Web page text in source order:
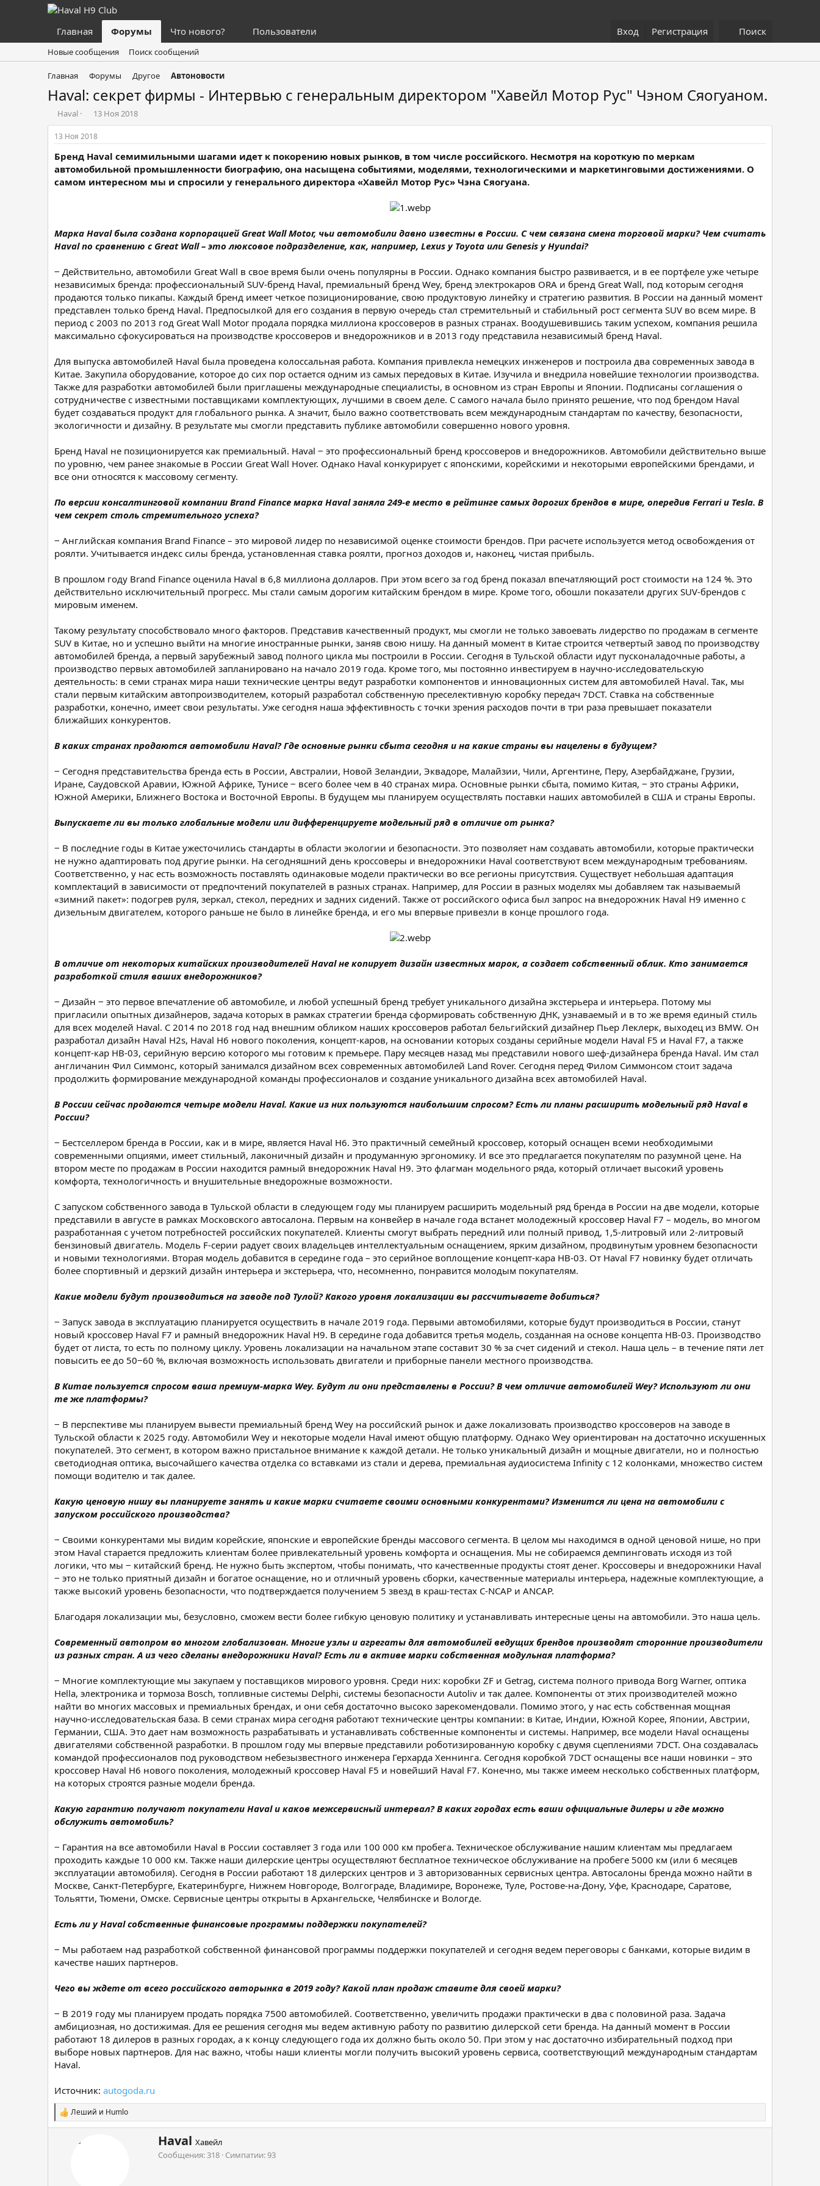
Главная Форумы Что нового? Пользователи Вход Регистрация Поиск
Новые сообщения Поиск сообщений
Главная Форумы Другое Автоновости
Haval: секрет фирмы - Интервью с генеральным директором "Хавейл Мотор Рус" Чэном Сяогуаном.
А
в
т
о
р
т
е
Haval
Д
а
т
а
н
а
ч
13 Ноя 2018
13 Ноя 2018
Бренд Haval семимильными шагами идет к покорению новых рынков, в том числе российского. Несмотря на короткую по меркам
автомобильной промышленности биографию, она насыщена событиями, моделями, технологическими и маркетинговыми достижениями. О
самом интересном мы и спросили у генерального директора «Хавейл Мотор Рус» Чэна Сяогуана.
Марка Haval была создана корпорацией Great Wall Motor, чьи автомобили давно известны в России. С чем связана смена торговой марки? Чем считать
Haval по сравнению с Great Wall – это люксовое подразделение, как, например, Lexus у Toyota или Genesis у Hyundai?
‒ Действительно, автомобили Great Wall в свое время были очень популярны в России. Однако компания быстро развивается, и в ее портфеле уже четыре
независимых бренда: профессиональный SUV-бренд Haval, премиальный бренд Wey, бренд электрокаров ORA и бренд Great Wall, под которым сегодня
продаются только пикапы. Каждый бренд имеет четкое позиционирование, свою продуктовую линейку и стратегию развития. В России на данный момент
представлен только бренд Haval. Предпосылкой для его создания в первую очередь стал стремительный и стабильный рост сегмента SUV во всем мире. В
период с 2003 по 2013 год Great Wall Motor продала порядка миллиона кроссоверов в разных странах. Воодушевившись таким успехом, компания решила
максимально сфокусироваться на производстве кроссоверов и внедорожников и в 2013 году представила независимый бренд Haval.
Для выпуска автомобилей Haval была проведена колоссальная работа. Компания привлекла немецких инженеров и построила два современных завода в
Китае. Закупила оборудование, которое до сих пор остается одним из самых передовых в Китае. Изучила и внедрила новейшие технологии производства.
Также для разработки автомобилей были приглашены международные специалисты, в основном из стран Европы и Японии. Подписаны соглашения о
сотрудничестве с известными поставщиками комплектующих, лучшими в своем деле. С самого начала было принято решение, что под брендом Haval
будет создаваться продукт для глобального рынка. А значит, было важно соответствовать всем международным стандартам по качеству, безопасности,
экологичности и дизайну. В результате мы смогли представить публике автомобили совершенно нового уровня.
Бренд Haval не позиционируется как премиальный. Haval ‒ это профессиональный бренд кроссоверов и внедорожников. Автомобили действительно выше
по уровню, чем ранее знакомые в России Great Wall Hover. Однако Haval конкурирует с японскими, корейскими и некоторыми европейскими брендами, и
все они относятся к массовому сегменту.
По версии консалтинговой компании Brand Finance марка Haval заняла 249-е место в рейтинге самых дорогих брендов в мире, опередив Ferrari и Tesla. В
чем секрет столь стремительного успеха?
‒ Английская компания Brand Finance – это мировой лидер по независимой оценке стоимости брендов. При расчете используется метод освобождения от
роялти. Учитывается индекс силы бренда, установленная ставка роялти, прогноз доходов и, наконец, чистая прибыль.
В прошлом году Brand Finance оценила Haval в 6,8 миллиона долларов. При этом всего за год бренд показал впечатляющий рост стоимости на 124 %. Это
действительно исключительный прогресс. Мы стали самым дорогим китайским брендом в мире. Кроме того, обошли показатели других SUV-брендов с
мировым именем.
Такому результату способствовало много факторов. Представив качественный продукт, мы смогли не только завоевать лидерство по продажам в сегменте
SUV в Китае, но и успешно выйти на многие иностранные рынки, заняв свою нишу. На данный момент в Китае строится четвертый завод по производству
автомобилей бренда, а первый зарубежный завод полного цикла мы построили в России. Сегодня в Тульской области идут пусконаладочные работы, а
производство первых автомобилей запланировано на начало 2019 года. Кроме того, мы постоянно инвестируем в научно-исследовательскую
деятельность: в семи странах мира наши технические центры ведут разработки компонентов и инновационных систем для автомобилей Haval. Так, мы
стали первым китайским автопроизводителем, который разработал собственную преселективную коробку передач 7DCT. Ставка на собственные
разработки, конечно, имеет свои результаты. Уже сегодня наша эффективность с точки зрения расходов почти в три раза превышает показатели
ближайших конкурентов.
В каких странах продаются автомобили Haval? Где основные рынки сбыта сегодня и на какие страны вы нацелены в будущем?
‒ Сегодня представительства бренда есть в России, Австралии, Новой Зеландии, Эквадоре, Малайзии, Чили, Аргентине, Перу, Азербайджане, Грузии,
Иране, Саудовской Аравии, Южной Африке, Тунисе ‒ всего более чем в 40 странах мира. Основные рынки сбыта, помимо Китая, ‒ это страны Африки,
Южной Америки, Ближнего Востока и Восточной Европы. В будущем мы планируем осуществлять поставки наших автомобилей в США и страны Европы.
Выпускаете ли вы только глобальные модели или дифференцируете модельный ряд в отличие от рынка?
‒ В последние годы в Китае ужесточились стандарты в области экологии и безопасности. Это позволяет нам создавать автомобили, которые практически
не нужно адаптировать под другие рынки. На сегодняшний день кроссоверы и внедорожники Haval соответствуют всем международным требованиям.
Соответственно, у нас есть возможность поставлять одинаковые модели практически во все регионы присутствия. Существует небольшая адаптация
комплектаций в зависимости от предпочтений покупателей в разных странах. Например, для России в разных моделях мы добавляем так называемый
«зимний пакет»: подогрев руля, зеркал, стекол, передних и задних сидений. Также от российского офиса был запрос на внедорожник Haval Н9 именно с
дизельным двигателем, которого раньше не было в линейке бренда, и его мы впервые привезли в конце прошлого года.
В отличие от некоторых китайских производителей Haval не копирует дизайн известных марок, а создает собственный облик. Кто занимается
разработкой стиля ваших внедорожников?
‒ Дизайн ‒ это первое впечатление об автомобиле, и любой успешный бренд требует уникального дизайна экcтерьера и интерьера. Потому мы
пригласили опытных дизайнеров, задача которых в рамках стратегии бренда сформировать собственную ДНК, узнаваемый и в то же время единый стиль
для всех моделей Haval. С 2014 по 2018 год над внешним обликом наших кроссоверов работал бельгийский дизайнер Пьер Леклерк, выходец из BMW. Он
разработал дизайн Haval H2s, Haval H6 нового поколения, концепт-каров, на основании которых созданы серийные модели Haval F5 и Haval F7, а также
концепт-кар HB-03, серийную версию которого мы готовим к премьере. Пару месяцев назад мы представили нового шеф-дизайнера бренда Haval. Им стал
англичанин Фил Симмонс, который занимался дизайном всех современных автомобилей Land Rover. Сегодня перед Филом Симмонсом стоит задача
продолжить формирование международной команды профессионалов и создание уникального дизайна всех автомобилей Haval.
В России сейчас продаются четыре модели Haval. Какие из них пользуются наибольшим спросом? Есть ли планы расширить модельный ряд Haval в
России?
‒ Бестселлером бренда в России, как и в мире, является Haval H6. Это практичный семейный кроссовер, который оснащен всеми необходимыми
современными опциями, имеет стильный, лаконичный дизайн и продуманную эргономику. И все это предлагается покупателям по разумной цене. На
втором месте по продажам в России находится рамный внедорожник Haval H9. Это флагман модельного ряда, который отличает высокий уровень
комфорта, технологичность и внушительные внедорожные возможности.
С запуском собственного завода в Тульской области в следующем году мы планируем расширить модельный ряд бренда в России на две модели, которые
представили в августе в рамках Московского автосалона. Первым на конвейер в начале года встанет молодежный кроссовер Haval F7 – модель, во многом
разработанная с учетом потребностей российских покупателей. Клиенты смогут выбрать передний или полный привод, 1,5-литровый или 2-литровый
бензиновый двигатель. Модель F-серии радует своих владельцев интеллектуальным оснащением, ярким дизайном, продвинутым уровнем безопасности
и новыми технологиями. Вторая модель добавится в середине года – это серийное воплощение концепт-кара HB-03. От Haval F7 новинку будет отличать
более спортивный и дерзкий дизайн интерьера и экстерьера, что, несомненно, понравится молодым покупателям.
Какие модели будут производиться на заводе под Тулой? Какого уровня локализации вы рассчитываете добиться?
‒ Запуск завода в эксплуатацию планируется осуществить в начале 2019 года. Первыми автомобилями, которые будут производиться в России, станут
новый кроссовер Haval F7 и рамный внедорожник Haval H9. В середине года добавится третья модель, созданная на основе концепта HB-03. Производство
будет от листа, то есть по полному циклу. Уровень локализации на начальном этапе составит 30 % за счет сидений и стекол. Наша цель – в течение пяти лет
повысить ее до 50‒60 %, включая возможность использовать двигатели и приборные панели местного производства.
В Китае пользуется спросом ваша премиум-марка Wey. Будут ли они представлены в России? В чем отличие автомобилей Wey? Используют ли они
те же платформы?
‒ В перспективе мы планируем вывести премиальный бренд Wey на российский рынок и даже локализовать производство кроссоверов на заводе в
Тульской области к 2025 году. Автомобили Wey и некоторые модели Haval имеют общую платформу. Однако Wey ориентирован на достаточно искушенных
покупателей. Это сегмент, в котором важно пристальное внимание к каждой детали. Не только уникальный дизайн и мощные двигатели, но и полностью
светодиодная оптика, высочайшего качества отделка со вставками из стали и дерева, премиальная аудиосистема Infinity с 12 колонками, множество систем
помощи водителю и так далее.
Какую ценовую нишу вы планируете занять и какие марки считаете своими основными конкурентами? Изменится ли цена на автомобили с
запуском российского производства?
‒ Своими конкурентами мы видим корейские, японские и европейские бренды массового сегмента. В целом мы находимся в одной ценовой нише, но при
этом Haval старается предложить клиентам более привлекательный уровень комфорта и оснащения. Мы не собираемся демпинговать исходя из той
логики, что мы ‒ китайский бренд. Не нужно быть экспертом, чтобы понимать, что качественные продукты стоят денег. Кроссоверы и внедорожники Haval
‒ это не только приятный дизайн и богатое оснащение, но и отличный уровень сборки, качественные материалы интерьера, надежные комплектующие, а
также высокий уровень безопасности, что подтверждается получением 5 звезд в краш-тестах C-NCAP и ANCAP.
Благодаря локализации мы, безусловно, сможем вести более гибкую ценовую политику и устанавливать интересные цены на автомобили. Это наша цель.
Современный автопром во многом глобализован. Многие узлы и агрегаты для автомобилей ведущих брендов производят сторонние производители
из разных стран. А из чего сделаны внедорожники Haval? Есть ли в активе марки собственная модульная платформа?
‒ Многие комплектующие мы закупаем у поставщиков мирового уровня. Среди них: коробки ZF и Getrag, система полного привода Borg Warner, оптика
Hella, электроника и тормоза Bosch, топливные системы Delphi, системы безопасности Autoliv и так далее. Компоненты от этих производителей можно
найти во многих массовых и премиальных брендах, и они себя достаточно высоко зарекомендовали. Помимо этого, у нас есть собственная мощная
научно-исследовательская база. В семи странах мира сегодня работают технические центры компании: в Китае, Индии, Южной Корее, Японии, Австрии,
Германии, США. Это дает нам возможность разрабатывать и устанавливать собственные компоненты и системы. Например, все модели Haval оснащены
двигателями собственной разработки. В прошлом году мы впервые представили роботизированную коробку с двумя сцеплениями 7DCT. Она создавалась
командой профессионалов под руководством небезызвестного инженера Герхарда Хеннинга. Сегодня коробкой 7DCT оснащены все наши новинки – это
кроссовер Haval Н6 нового поколения, молодежный кроссовер Haval F5 и новейший Haval F7. Конечно, мы также имеем несколько собственных платформ,
на которых строятся разные модели бренда.
Какую гарантию получают покупатели Haval и каков межсервисный интервал? В каких городах есть ваши официальные дилеры и где можно
обслужить автомобиль?
‒ Гарантия на все автомобили Haval в России составляет 3 года или 100 000 км пробега. Техническое обслуживание нашим клиентам мы предлагаем
проходить каждые 10 000 км. Также наши дилерские центры осуществляют бесплатное техническое обслуживание на пробеге 5000 км (или 6 месяцев
эксплуатации автомобиля). Сегодня в России работают 18 дилерских центров и 3 авторизованных сервисных центра. Автосалоны бренда можно найти в
Москве, Санкт-Петербурге, Екатеринбурге, Нижнем Новгороде, Волгограде, Владимире, Воронеже, Туле, Ростове-на-Дону, Уфе, Краснодаре, Саратове,
Тольятти, Тюмени, Омске. Сервисные центры открыты в Архангельске, Челябинске и Вологде.
Есть ли у Haval собственные финансовые программы поддержки покупателей?
‒ Мы работаем над разработкой собственной финансовой программы поддержки покупателей и сегодня ведем переговоры с банками, которые видим в
качестве наших партнеров.
Чего вы ждете от всего российского авторынка в 2019 году? Какой план продаж ставите для своей марки?
‒ В 2019 году мы планируем продать порядка 7500 автомобилей. Соответственно, увеличить продажи практически в два с половиной раза. Задача
амбициозная, но достижимая. Для ее решения сегодня мы ведем активную работу по развитию дилерской сети бренда. На данный момент в России
работают 18 дилеров в разных городах, а к концу следующего года их должно быть около 50. При этом у нас достаточно избирательный подход при
выборе новых партнеров. Для нас важно, чтобы наши клиенты могли получить высокий уровень сервиса, соответствующий международным стандартам
Haval.
Источник: autogoda.ru
С
и
Леший и Humlo
А
в
т
Haval Хавейл
Сообщения 318 Симпатии 93